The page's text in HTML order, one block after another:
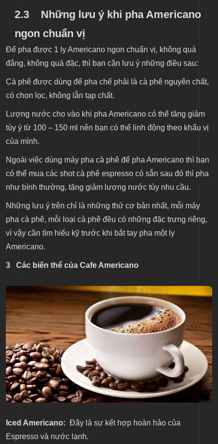
2.3
Những lưu ý khi pha Americano
ngon chuẩn vị
Để pha được 1 ly Americano ngon chuẩn vị, không quá
đắng, không quá đặc, thì bạn cần lưu ý những điều sau:
Cà phê được dùng để pha chế phải là cà phê nguyên chất,
có chọn lọc, không lẫn tạp chất.
Lượng nước cho vào khi pha Americano có thể tăng giảm
tùy ý từ 100 – 150 ml nên bạn có thể linh động theo khẩu vị
của mình.
Ngoài việc dùng máy pha cà phê để pha Americano thì bạn
có thể mua các shot cà phê espresso có sẵn sau đó thì pha
như bình thường, tăng giảm lượng nước tùy nhu cầu.
Những lưu ý trên chỉ là những thứ cơ bản nhất, mỗi máy
pha cà phê, mỗi loại cà phê đều có những đặc trưng riêng,
vì vậy cần tìm hiểu kỹ trước khi bắt tay pha một ly
Americano.
3 Các biến thể của Cafe Americano
Iced Americano: Đây là sự kết hợp hoàn hảo của
Espresso và nước lạnh.